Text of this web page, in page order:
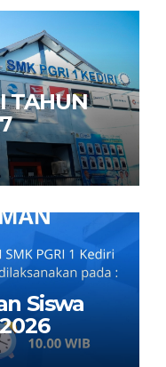
TAHUN
Siswa